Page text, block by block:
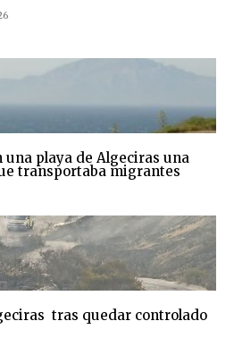
playa de Algeciras una
transportaba migrantes
tras quedar controlado